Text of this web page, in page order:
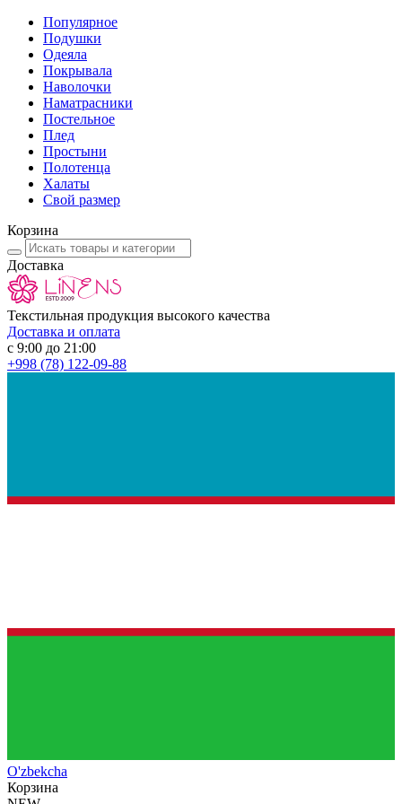
Популярное
Подушки
Одеяла
Покрывала
Наволочки
Наматрасники
Постельное
Плед
Простыни
Полотенца
Халаты
Свой размер
Корзина
Доставка
Текстильная продукция высокого качества
Доставка и оплата
с 9:00 до 21:00
+998 (78) 122-09-88
O'zbekcha
Корзина